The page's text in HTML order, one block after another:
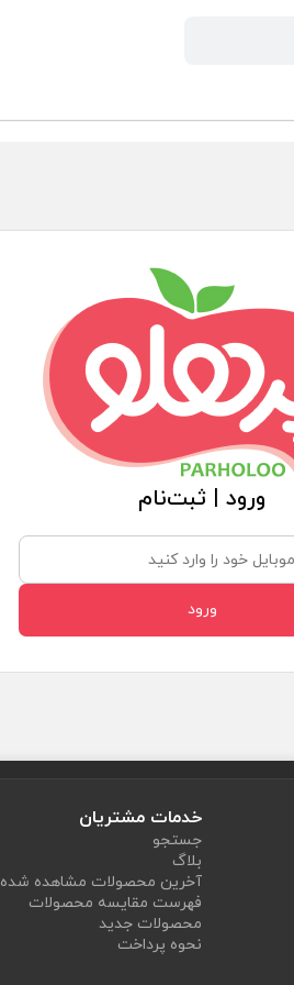
ورود | ثبت‌نام
ورود
خدمات مشتریان
جستجو
بلاگ
آخرین محصولات مشاهده شده
فهرست مقایسه محصولات
محصولات جدید
نحوه پرداخت